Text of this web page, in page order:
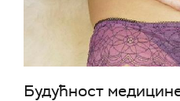
Будућност